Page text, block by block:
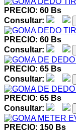
PRECIO: 60 Bs
Consultar:
PRECIO: 60 Bs
Consultar:
PRECIO: 65 Bs
Consultar:
PRECIO: 65 Bs
Consultar:
PRECIO: 150 Bs